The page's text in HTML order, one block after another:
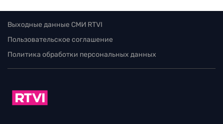
Выходные данные СМИ RTVI
Пользовательское соглашение
Политика обработки персональных данных